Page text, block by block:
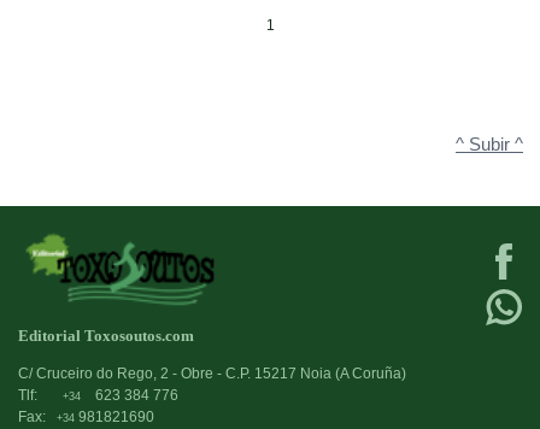
1
^ Subir ^
Editorial Toxosoutos.com
C/ Cruceiro do Rego, 2 - Obre - C.P. 15217 Noia (A Coruña)
Tlf:
+34
623 384 776
Fax:
+34 981821690